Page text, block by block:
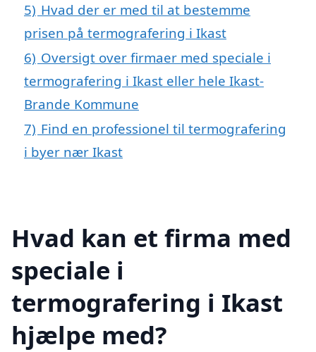
5) Hvad der er med til at bestemme
prisen på termografering i Ikast
6) Oversigt over firmaer med speciale i
termografering i Ikast eller hele Ikast-
Brande Kommune
7) Find en professionel til termografering
i byer nær Ikast
Hvad kan et firma med
speciale i
termografering i Ikast
hjælpe med?